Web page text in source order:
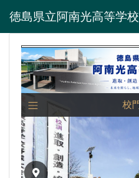
徳島県立阿南光高等学校